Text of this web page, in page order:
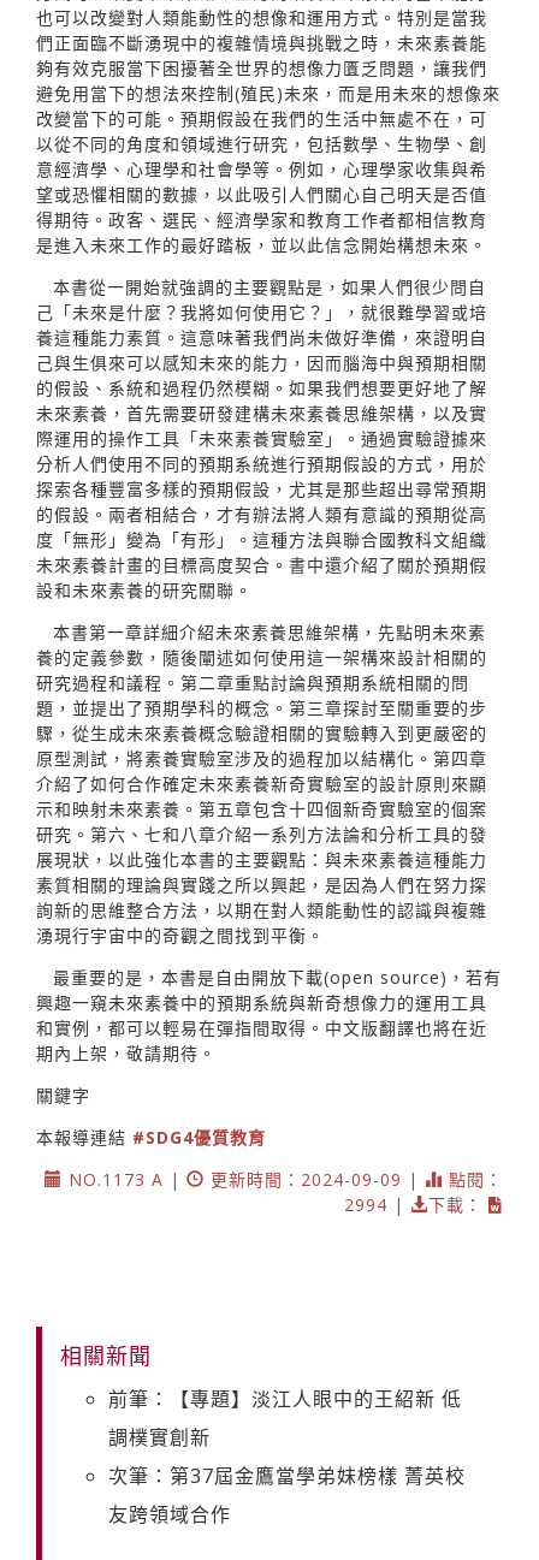
也可以改變對人類能動性的想像和運用方式。特別是當我
們正面臨不斷湧現中的複雜情境與挑戰之時，未來素養能
夠有效克服當下困擾著全世界的想像力匱乏問題，讓我們
避免用當下的想法來控制(殖民)未來，而是用未來的想像來
改變當下的可能。預期假設在我們的生活中無處不在，可
以從不同的角度和領域進行研究，包括數學、生物學、創
意經濟學、心理學和社會學等。例如，心理學家收集與希
望或恐懼相關的數據，以此吸引人們關心自己明天是否值
得期待。政客、選民、經濟學家和教育工作者都相信教育
是進入未來工作的最好踏板，並以此信念開始構想未來。
本書從一開始就強調的主要觀點是，如果人們很少問自
己「未來是什麼？我將如何使用它？」，就很難學習或培
養這種能力素質。這意味著我們尚未做好準備，來證明自
己與生俱來可以感知未來的能力，因而腦海中與預期相關
的假設、系統和過程仍然模糊。如果我們想要更好地了解
未來素養，首先需要研發建構未來素養思維架構，以及實
際運用的操作工具「未來素養實驗室」。通過實驗證據來
分析人們使用不同的預期系統進行預期假設的方式，用於
探索各種豐富多樣的預期假設，尤其是那些超出尋常預期
的假設。兩者相結合，才有辦法將人類有意識的預期從高
度「無形」變為「有形」。這種方法與聯合國教科文組織
未來素養計畫的目標高度契合。書中還介紹了關於預期假
設和未來素養的研究關聯。
本書第一章詳細介紹未來素養思維架構，先點明未來素
養的定義參數，隨後闡述如何使用這一架構來設計相關的
研究過程和議程。第二章重點討論與預期系統相關的問
題，並提出了預期學科的概念。第三章探討至關重要的步
驟，從生成未來素養概念驗證相關的實驗轉入到更嚴密的
原型測試，將素養實驗室涉及的過程加以結構化。第四章
介紹了如何合作確定未來素養新奇實驗室的設計原則來顯
示和映射未來素養。第五章包含十四個新奇實驗室的個案
研究。第六、七和八章介紹一系列方法論和分析工具的發
展現狀，以此強化本書的主要觀點：與未來素養這種能力
素質相關的理論與實踐之所以興起，是因為人們在努力探
詢新的思維整合方法，以期在對人類能動性的認識與複雜
湧現行宇宙中的奇觀之間找到平衡。
最重要的是，本書是自由開放下載(open source)，若有
興趣一窺未來素養中的預期系統與新奇想像力的運用工具
和實例，都可以輕易在彈指間取得。中文版翻譯也將在近
期內上架，敬請期待。
關鍵字
本報導連結 #SDG4優質教育
NO.1173 A |
更新時間：2024-09-09 |
點閱：
2994 |
下載：
相關新聞
前筆：【專題】淡江人眼中的王紹新 低
調樸實創新
次筆：第37屆金鷹當學弟妹榜樣 菁英校
友跨領域合作